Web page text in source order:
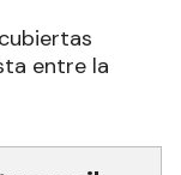
entre la